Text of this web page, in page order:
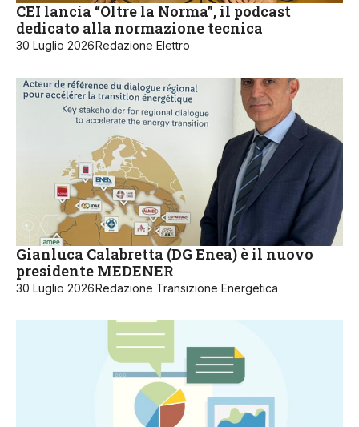
CEI lancia “Oltre la Norma”, il podcast
dedicato alla normazione tecnica
30 Luglio 2026Redazione Elettro
Gianluca Calabretta (DG Enea) è il nuovo
presidente MEDENER
30 Luglio 2026Redazione Transizione Energetica